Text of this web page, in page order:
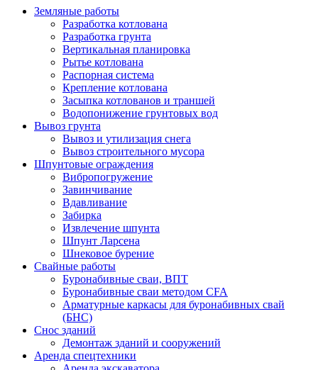
Земляные работы
Разработка котлована
Разработка грунта
Вертикальная планировка
Рытье котлована
Распорная система
Крепление котлована
Засыпка котлованов и траншей
Водопонижение грунтовых вод
Вывоз грунта
Вывоз и утилизация снега
Вывоз строительного мусора
Шпунтовые ограждения
Вибропогружение
Завинчивание
Вдавливание
Забирка
Извлечение шпунта
Шпунт Ларсена
Шнековое бурение
Свайные работы
Буронабивные сваи, ВПТ
Буронабивные сваи методом CFA
Арматурные каркасы для буронабивных свай
(БНС)
Снос зданий
Демонтаж зданий и сооружений
Аренда спецтехники